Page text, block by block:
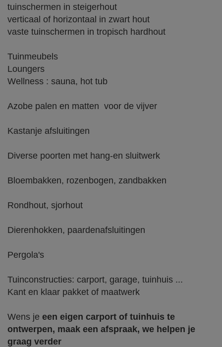
tuinschermen in steigerhout
verticaal of horizontaal in zwart hout
vaste tuinschermen in tropisch hardhout
Tuinmeubels
Loungers
Wellness : sauna, hot tub
Azobe palen en matten voor de vijver
Kastanje afsluitingen
Diverse poorten met hang-en sluitwerk
Bloembakken, rozenbogen, zandbakken
Rondhout, sjorhout
Dierenhokken, paardenafsluitingen
Pergola's
Tuinconstructies: carport, garage, tuinhuis ...
Kant en klaar pakket of maatwerk
Wens je een eigen carport of tuinhuis te
ontwerpen, maak een afspraak, we helpen je
graag verder